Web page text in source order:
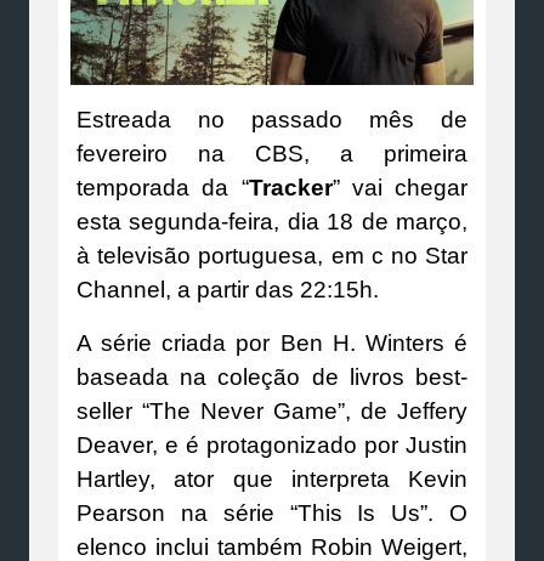
Estreada no passado mês de
fevereiro na CBS, a primeira
temporada da “Tracker” vai chegar
esta segunda-feira, dia 18 de março,
à televisão portuguesa, em c no Star
Channel, a partir das 22:15h.
A série criada por Ben H. Winters é
baseada na coleção de livros best-
seller “The Never Game”, de Jeffery
Deaver, e é protagonizado por Justin
Hartley, ator que interpreta Kevin
Pearson na série “This Is Us”. O
elenco inclui também Robin Weigert,